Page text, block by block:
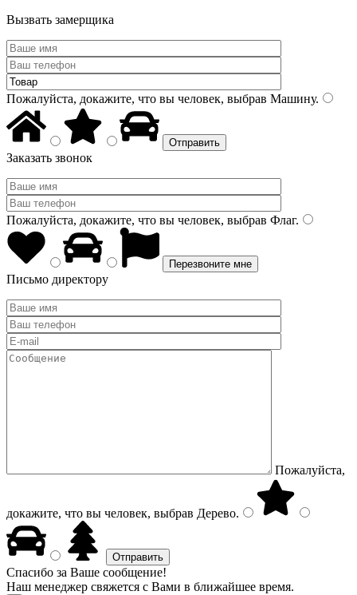
Вызвать замерщика
Пожалуйста, докажите, что вы человек, выбрав Машину.
Заказать звонок
Пожалуйста, докажите, что вы человек, выбрав Флаг.
Письмо директору
Пожалуйста,
докажите, что вы человек, выбрав Дерево.
Спасибо за Ваше сообщение!
Наш менеджер свяжется с Вами в ближайшее время.